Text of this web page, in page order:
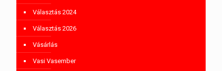
Választás 2024
Választás 2026
Vásárlás
Vasi Vasember